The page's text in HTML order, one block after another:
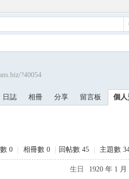
?40054
日誌 相冊 分享 留言板 個人
0 相冊數 0 回帖數 45 主題數
生日 1920 年 1 月